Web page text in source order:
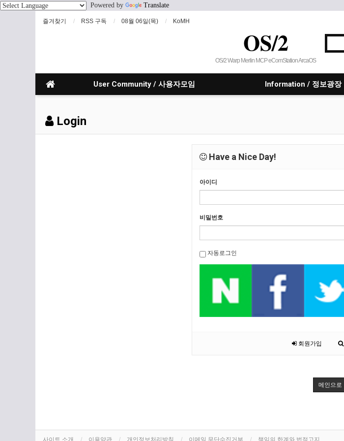
Powered by Translate
즐겨찾기 RSS 구독 08월 06일(목) KoMH
OS/2
OS/2 Warp Merlin MCP eComStation ArcaOS
User Community / 사용자모임 Information / 정보광장
Login
Have a Nice Day!
아이디
비밀번호
자동로그인
회원가입
메인으로
사이트 소개 이용약관 개인정보처리방침 이메일 무단수집거부 책임의 한계와 법적고지